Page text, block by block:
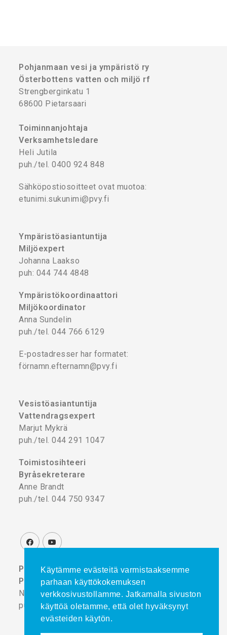
Pohjanmaan vesi ja ympäristö ry
Österbottens vatten och miljö rf
Strengberginkatu 1
68600 Pietarsaari
Toiminnanjohtaja
Verksamhetsledare
Heli Jutila
puh./tel. 0400 924 848
Sähköpostiosoitteet ovat muotoa:
etunimi.sukunimi@pvy.fi
Ympäristöasiantuntija
Miljöexpert
Johanna Laakso
puh: 044 744 4848
Ympäristökoordinaattori
Miljökoordinator
Anna Sundelin
puh./tel. 044 766 6129
E-postadresser har formatet:
förnamn.efternamn@pvy.fi
Vesistöasiantuntija
Vattendragsexpert
Marjut Mykrä
puh./tel. 044 291 1047
Toimistosihteeri
Byråsekreterare
Anne Brandt
puh./tel. 044 750 9347
Projektikoordinaattori
Projektkoordinator
Noora Turtinen
puh./tel. 044 777 8839
Käytämme evästeitä varmistaaksemme
parhaan käyttökokemuksen
verkkosivustollamme. Jatkamalla sivuston
käyttöä oletamme, että olet hyväksynyt
evästeiden käytön.